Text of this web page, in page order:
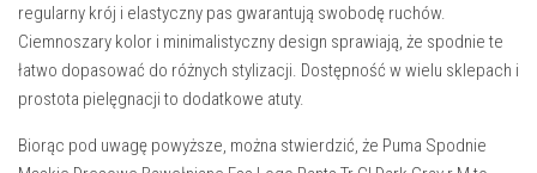
regularny krój i elastyczny pas gwarantują swobodę ruchów.
Ciemnoszary kolor i minimalistyczny design sprawiają, że spodnie te
łatwo dopasować do różnych stylizacji. Dostępność w wielu sklepach i
prostota pielęgnacji to dodatkowe atuty.
Biorąc pod uwagę powyższe, można stwierdzić, że Puma Spodnie